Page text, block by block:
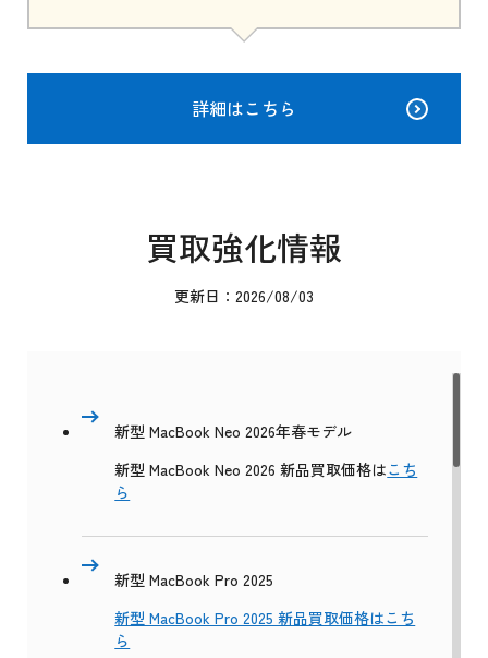
詳細はこちら
買取強化情報
更新日：2026/08/03
新型 MacBook Neo 2026年春モデル
新型 MacBook Neo 2026 新品買取価格はこち
ら
新型 MacBook Pro 2025
新型 MacBook Pro 2025 新品買取価格はこち
ら